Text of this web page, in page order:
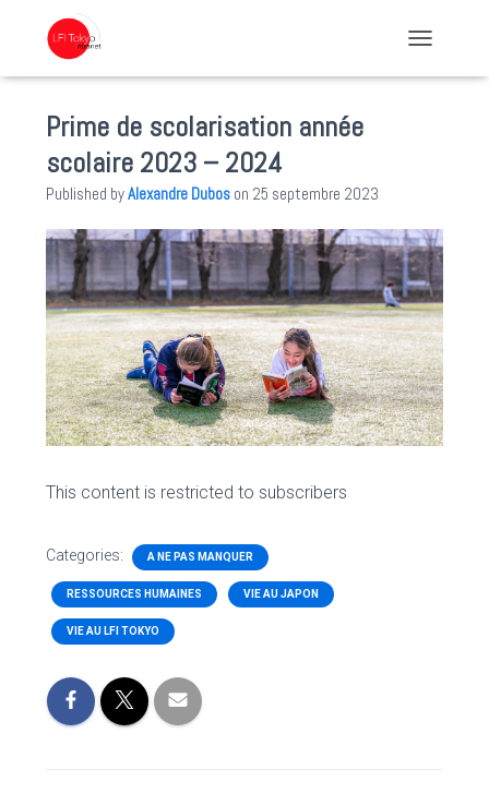
Prime de scolarisation année
scolaire 2023 – 2024
Published byAlexandre Dubos on 25 septembre 2023
This content is restricted to subscribers
Categories: A NE PAS MANQUER
RESSOURCES HUMAINES VIE AU JAPON
VIE AU LFI TOKYO